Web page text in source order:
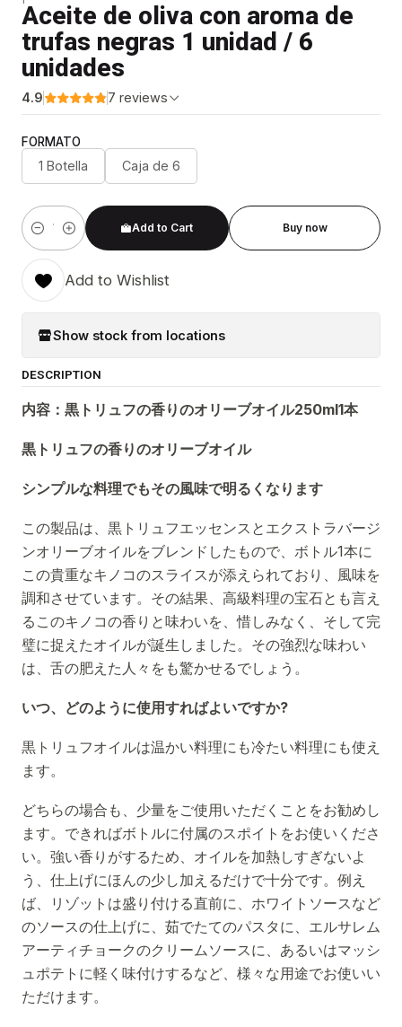
Aceite de oliva con aroma de
trufas negras 1 unidad / 6
unidades
4.9 7 reviews
FORMATO
1 Botella Caja de 6
Quantity
Add to Cart Buy now
Add to Wishlist
Show stock from locations
DESCRIPTION
内容：黒トリュフの香りのオリーブオイル250ml1本
黒トリュフの香りのオリーブオイル
シンプルな料理でもその風味で明るくなります
この製品は、黒トリュフエッセンスとエクストラバージ
ンオリーブオイルをブレンドしたもので、ボトル1本に
この貴重なキノコのスライスが添えられており、風味を
調和させています。その結果、高級料理の宝石とも言え
るこのキノコの香りと味わいを、惜しみなく、そして完
璧に捉えたオイルが誕生しました。その強烈な味わい
は、舌の肥えた人々をも驚かせるでしょう。
いつ、どのように使用すればよいですか?
黒トリュフオイルは温かい料理にも冷たい料理にも使え
ます。
どちらの場合も、少量をご使用いただくことをお勧めし
ます。できればボトルに付属のスポイトをお使いくださ
い。強い香りがするため、オイルを加熱しすぎないよ
う、仕上げにほんの少し加えるだけで十分です。例え
ば、リゾットは盛り付ける直前に、ホワイトソースなど
のソースの仕上げに、茹でたてのパスタに、エルサレム
アーティチョークのクリームソースに、あるいはマッシ
ュポテトに軽く味付けするなど、様々な用途でお使いい
ただけます。